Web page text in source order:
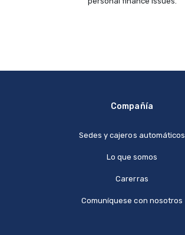
Compañía
Sedes y cajeros automáticos
Lo que somos
Carerras
Comuníquese con nosotros